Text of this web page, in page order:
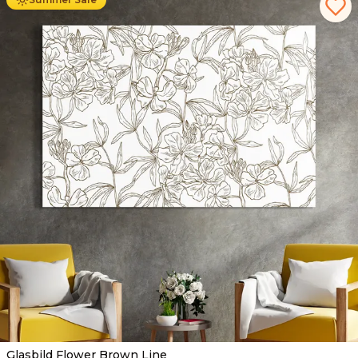
Glasbild Flower Brown Line